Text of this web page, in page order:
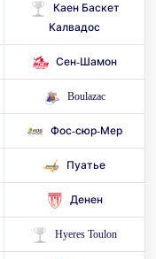
Каен Баскет
Калвадос
Сен-Шамон
Boulazac
Фос-сюр-Мер
Пуатье
Денен
Hyeres Toulon